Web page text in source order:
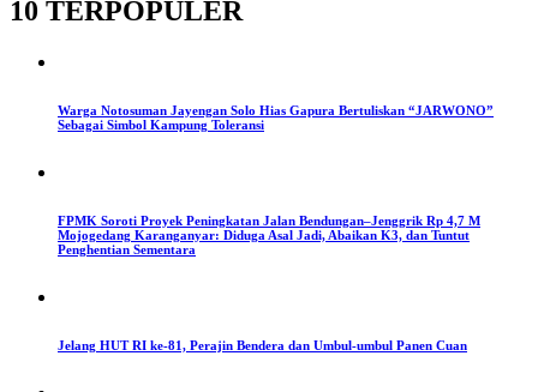
10 TERPOPULER
Warga Notosuman Jayengan Solo Hias Gapura Bertuliskan “JARWONO”
Sebagai Simbol Kampung Toleransi
FPMK Soroti Proyek Peningkatan Jalan Bendungan–Jenggrik Rp 4,7 M
Mojogedang Karanganyar: Diduga Asal Jadi, Abaikan K3, dan Tuntut
Penghentian Sementara
Jelang HUT RI ke-81, Perajin Bendera dan Umbul-umbul Panen Cuan